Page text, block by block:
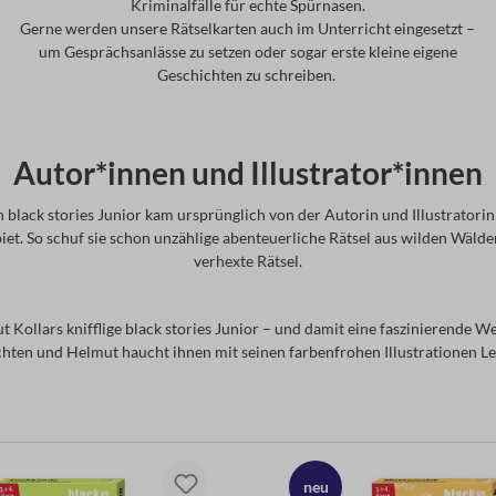
Kriminalfälle für echte Spürnasen.
Gerne werden unsere Rätselkarten auch im Unterricht eingesetzt –
um Gesprächsanlässe zu setzen oder sogar erste kleine eigene
Geschichten zu schreiben.
Autor*innen und Illustrator*innen
black stories Junior kam ursprünglich von der Autorin und
So schuf sie schon unzählige abenteuerliche Rätsel aus wilden
verhexte Rätsel.
knifflige black stories Junior – und damit eine faszinierende
und Helmut haucht ihnen mit seinen farbenfrohen Illustrationen
neu